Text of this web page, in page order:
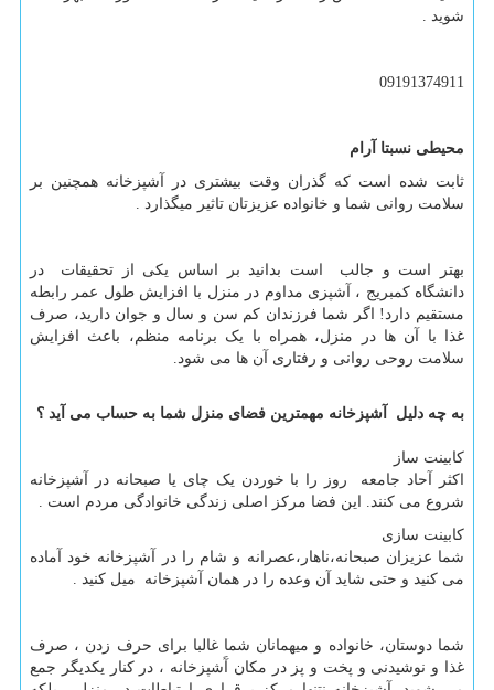
شوید .
09191374911
محیطی نسبتا آرام
ثابت شده است که گذران وقت بیشتری در آشپزخانه همچنین بر
سلامت روانی شما و خانواده عزیزتان تاثیر میگذارد .
بهتر است و جالب است بدانید بر اساس یکی از تحقیقات در
دانشگاه کمبریج ، آشپزی مداوم در منزل با افزایش طول عمر رابطه
مستقیم دارد! اگر شما فرزندان کم سن و سال و جوان دارید، صرف
غذا با آن ها در منزل، همراه با یک برنامه منظم، باعث افزایش
سلامت روحی روانی و رفتاری آن ها می شود.
به چه دلیل آشپزخانه مهمترین فضای منزل شما به حساب می آید ؟
کابینت ساز
اکثر آحاد جامعه روز را با خوردن یک چای یا صبحانه در آشپزخانه
شروع می کنند. این فضا مرکز اصلی زندگی خانوادگی مردم است .
کابینت سازی
شما عزیزان صبحانه،ناهار،عصرانه و شام را در آشپزخانه خود آماده
می کنید و حتی شاید آن وعده را در همان آشپزخانه میل کنید .
شما دوستان، خانواده و میهمانان شما غالبا برای حرف زدن ، صرف
غذا و نوشیدنی و پخت و پز در مکان آَشپزخانه ، در کنار یکدیگر جمع